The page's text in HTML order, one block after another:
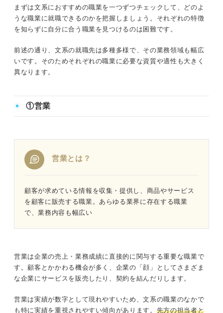
まずは文系におすすめの職業を一つずつチェックして、どのよ
うな職業に就職できるのかを把握しましょう。それぞれの特徴
を知らずに自分に合う職業を見つけるのは困難です。
前述の通り、文系の就職先は多種多様で、その業務領域も幅広
いです。そのためそれぞれの職業に必要な資質や適性も大きく
異なります。
①営業
営業とは？
顧客が求めている情報を収集・提供し、商品やサービス
を顧客に販売する職業。あらゆる業界に存在する職業
で、業務内容も幅広い
営業は企業の売上・業務成績に直接的に関与する重要な職業で
す。顧客とかかわる機会が多く、企業の「顔」としてさまざま
な企業にサービスを販売したり、契約を結んだりします。
営業は実績が数字として現れやすいため、文系の職業のなかで
も特に実績を重視されやすい傾向があります。 先方の担当者と